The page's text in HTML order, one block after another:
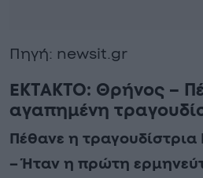
Πηγή: newsit.gr
ΕΚΤΑΚΤΟ: Θρήνος –
αγαπημένη
Πέθανε η
– Ήταν η πρώτη